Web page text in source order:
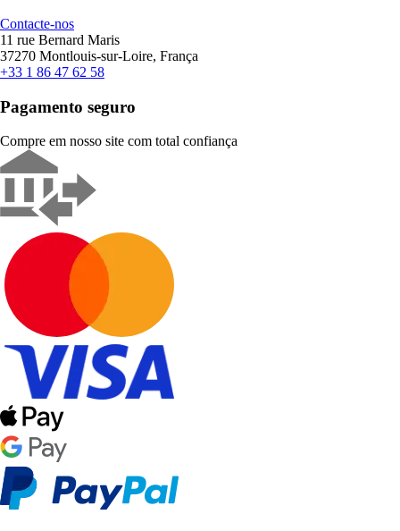
Contacte-nos
11 rue Bernard Maris
37270 Montlouis-sur-Loire, França
+33 1 86 47 62 58
Pagamento seguro
Compre em nosso site com total confiança